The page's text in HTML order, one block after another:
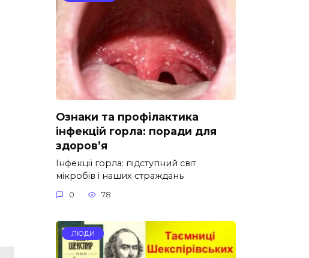
Ознаки та профілактика
інфекцій горла: поради для
здоров’я
Інфекції горла: підступний світ
мікробів і наших страждань
0 78
ЛЮДИ